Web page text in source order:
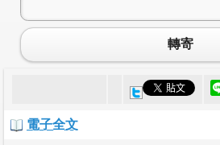
轉寄
電子全文